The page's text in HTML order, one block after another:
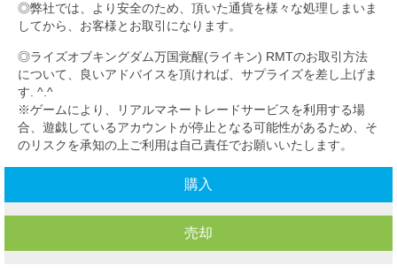
◎弊社では、より安全のため、頂いた通貨を様々な処理しまいま
してから、お客様とお取引になります。
◎ライズオブキングダム万国覚醒(ライキン) RMTのお取引方法
について、良いアドバイスを頂ければ、サプライズを差し上げま
す. ^.^
※ゲームにより、リアルマネートレードサービスを利用する場
合、遊戯しているアカウントが停止となる可能性があるため、そ
のリスクを承知の上ご利用は自己責任でお願いいたします。
購入
売却